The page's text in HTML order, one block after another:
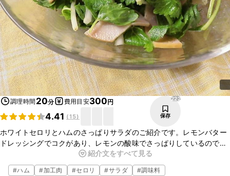
調理時間 20分 費用目安300円
4.41 (15)
222
保存
ホワイトセロリとハムのさっぱりサラダのご紹介です。レモンバター
ドレッシングでコクがあり、レモンの酸味でさっぱりしているので、
とても美味しいです。ホワイトセロリやレモンの香りがよく、ハムの
塩味でクセになります。ぜひお試しください。
紹介文をすべて見る
#ハム #加工肉 #セロリ #サラダ #調味料